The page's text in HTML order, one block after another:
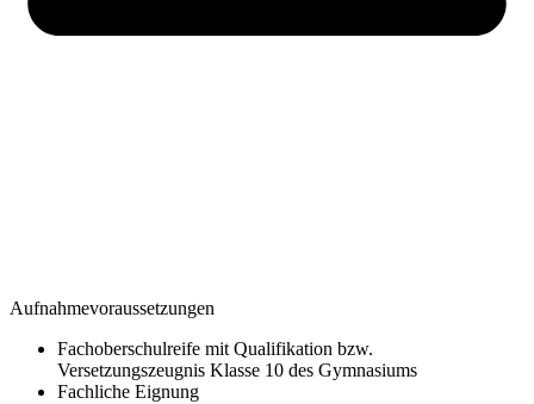
Aufnahmevoraussetzungen
Fachoberschulreife mit Qualifikation bzw.
Versetzungszeugnis Klasse 10 des Gymnasiums
Fachliche Eignung